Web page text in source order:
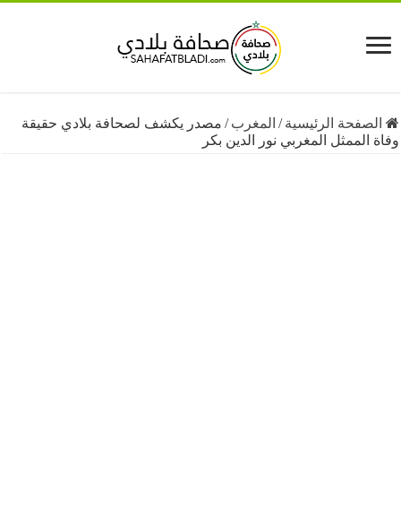
الرئيسية /المغرب/مصدر يكشف لصحافة بلادي حقيقة
المغربي نور الدين بكر